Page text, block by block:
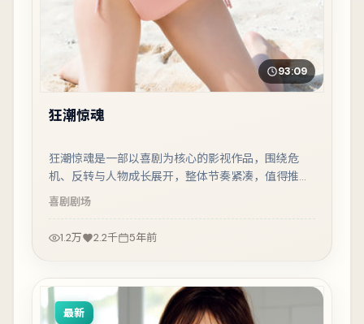
93:09
狂潮惊魂
狂潮惊魂是一部以喜剧为核心的影视作品，围绕危
机、反转与人物成长展开，整体节奏紧凑，值得推荐
观看。
喜剧剧场
1.2万 2.2千 5年前
最新